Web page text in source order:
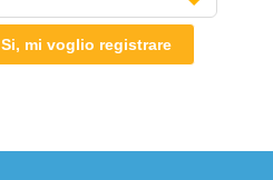
Si, mi voglio registrare